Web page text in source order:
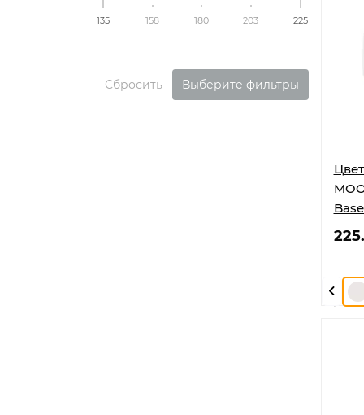
135 158 180 203 225
Сбросить Выберите фильтры